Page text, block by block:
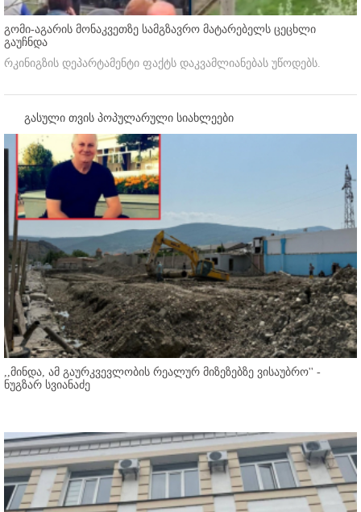
გომი-აგარის მონაკვეთზე სამგზავრო მატარებელს ცეცხლი
გაუჩნდა
რკინიგზის დეპარტამენტი ფაქტს დაკვამლიანებას უწოდებს.
გასული თვის პოპულარული სიახლეები
,,მინდა, ამ გაურკვევლობის რეალურ მიზეზებზე ვისაუბრო'' -
ნუგზარ სვიანაძე